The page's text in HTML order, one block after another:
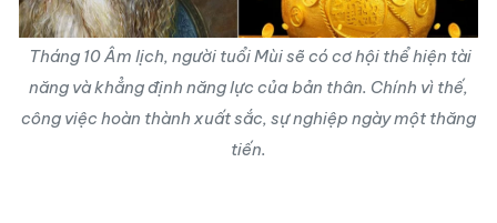
Tháng 10 Âm lịch, người tuổi Mùi sẽ có cơ hội thể hiện tài
năng và khẳng định năng lực của bản thân. Chính vì thế,
công việc hoàn thành xuất sắc, sự nghiệp ngày một thăng
tiến.